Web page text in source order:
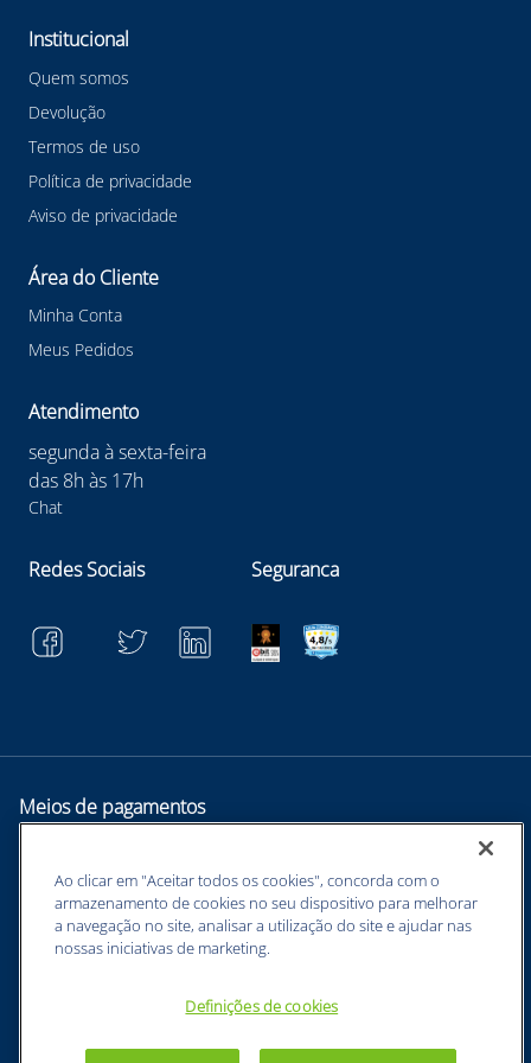
#lestiletesarl #sarl #estiletelaminaretratilcomposite #EPI
Institucional
Quem somos
Devolução
Termos de uso
Política de privacidade
Aviso de privacidade
Área do Cliente
Minha Conta
Meus Pedidos
Atendimento
segunda à sexta-feira
das 8h às 17h
Chat
Redes Sociais Seguranca
Meios de pagamentos
BUNZL EQUIPAMENTOS PARA PROTEÇÃO INDIVIDUAL. - CNPJ:
Ao clicar em "Aceitar todos os cookies", concorda com o
armazenamento de cookies no seu dispositivo para melhorar
a navegação no site, analisar a utilização do site e ajudar nas
nossas iniciativas de marketing.
Definições de cookies